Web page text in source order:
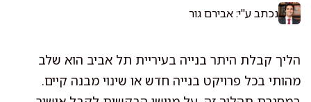
נכתב ע"י: אבירם גור
הליך קבלת היתר בנייה בעיריית תל אביב הוא שלב
מהותי בכל פרויקט בנייה חדש או שינוי מבנה קיים.